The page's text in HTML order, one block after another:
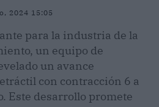
2024 15:05
para la industria de la
un equipo de
un avance
con contracción 6 a
Este desarrollo promete